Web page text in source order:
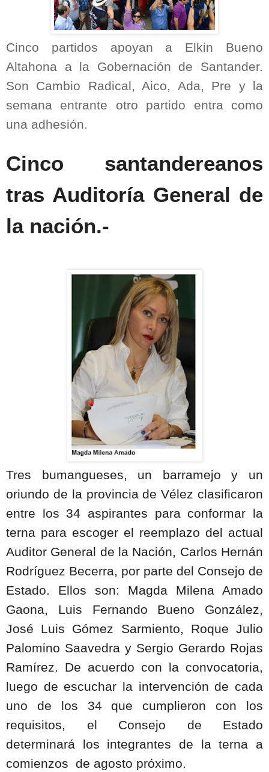
Cinco partidos apoyan a Elkin Bueno
Altahona a la Gobernación de Santander.
Son Cambio Radical, Aico, Ada, Pre y la
semana entrante otro partido entra como
una adhesión.
Cinco santandereanos
tras Auditoría General de
la nación.-
Tres bumangueses, un barramejo y un
oriundo de la provincia de Vélez clasificaron
entre los 34 aspirantes para conformar la
terna para escoger el reemplazo del actual
Auditor General de la Nación, Carlos Hernán
Rodríguez Becerra, por parte del Consejo de
Estado. Ellos son: Magda Milena Amado
Gaona, Luis Fernando Bueno González,
José Luis Gómez Sarmiento, Roque Julio
Palomino Saavedra y Sergio Gerardo Rojas
Ramírez. De acuerdo con la convocatoria,
luego de escuchar la intervención de cada
uno de los 34 que cumplieron con los
requisitos, el Consejo de Estado
determinará los integrantes de la terna a
comienzos de agosto próximo.